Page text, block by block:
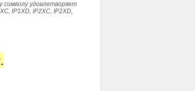
символу удовлетворяет
IP1XD, IP2XC, IP2XD,